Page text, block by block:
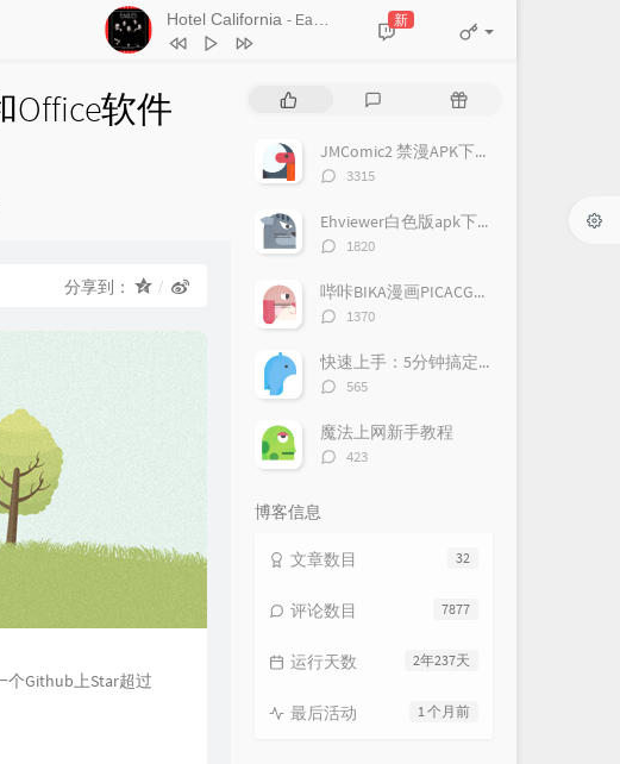
Hotel California - Eagles 新
Office软件
分享到：
个Github上Star超过
评
随
文JMComic2 禁漫APK下载 苹果iOS下载（持续更新）
评
数：
3315
Ehviewer白色版apk下载（持续更新）
评
数：
1820
哔咔BIKA漫画PICACG漫画APK最新下载地址
评
数：
1370
快速上手：5分钟搞定魔法上网
评
数：
565
魔法上网新手教程
评
423
博客信息
32
文章数目
7877
评论数目
2年237天
运行天数
1 个月前
最后活动